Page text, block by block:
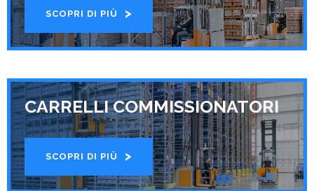
SCOPRI DI PIÙ
CARRELLI COMMISSIONATORI
SCOPRI DI PIÙ